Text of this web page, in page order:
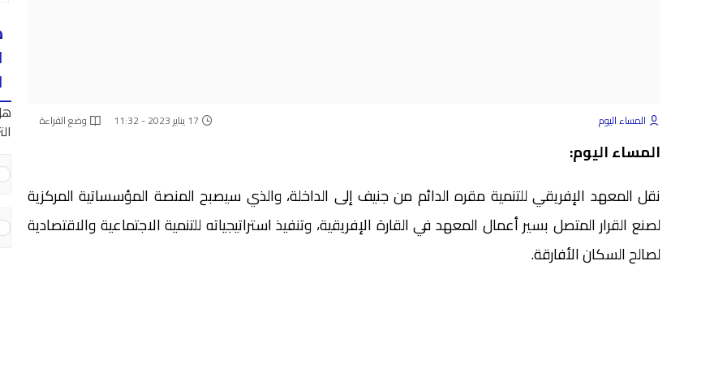
المساء اليوم 17 يناير 2023 - 11:32 وضع القراءة
المساء اليوم:
نقل المعهد الإفريقي للتنمية مقره الدائم من جنيف إلى الداخلة، والذي سيصبح المنصة المؤسساتية المركزية
لصنع القرار المتصل بسير أعمال المعهد في القارة الإفريقية، وتنفيذ استراتيجياته للتنمية الاجتماعية والاقتصادية
لصالح السكان الأفارقة.